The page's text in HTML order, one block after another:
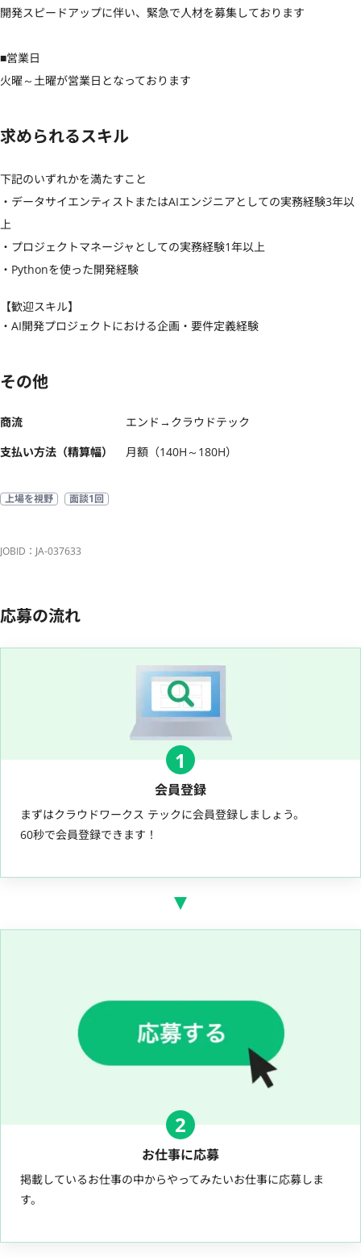
開発スピードアップに伴い、緊急で人材を募集しております
■営業日
火曜～土曜が営業日となっております
求められるスキル
下記のいずれかを満たすこと
・データサイエンティストまたはAIエンジニアとしての実務経験3年以
上
・プロジェクトマネージャとしての実務経験1年以上
・Pythonを使った開発経験
【歓迎スキル】
・AI開発プロジェクトにおける企画・要件定義経験
その他
商流
エンド→クラウドテック
支払い方法（精算幅）
月額（140H～180H）
上場を視野 面談1回
JOBID：JA-037633
応募の流れ
1
会員登録
まずはクラウドワークス テックに会員登録しましょう。
60秒で会員登録できます！
2
お仕事に応募
掲載しているお仕事の中からやってみたいお仕事に応募しま
す。